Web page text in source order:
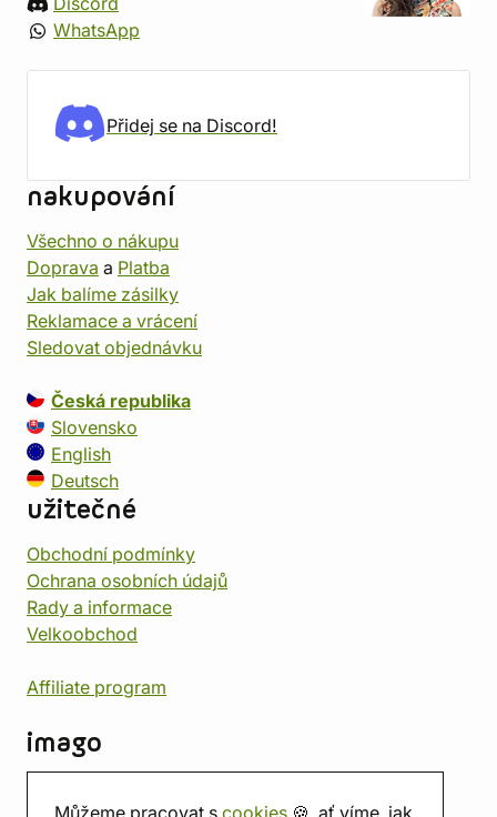
Můžeme pracovat s cookies 🍪, ať víme, jak
WhatsApp
Přidej se na Discord!
nakupování
Všechno o nákupu
Doprava a Platba
Jak balíme zásilky
Reklamace a vrácení
Sledovat objednávku
Česká republika
Slovensko
English
Deutsch
užitečné
Obchodní podmínky
Ochrana osobních údajů
Rady a informace
Velkoobchod
Affiliate program
imago